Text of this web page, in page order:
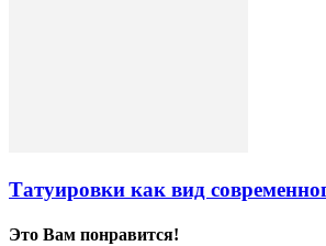
Татуировки как вид
Это Вам понравится!